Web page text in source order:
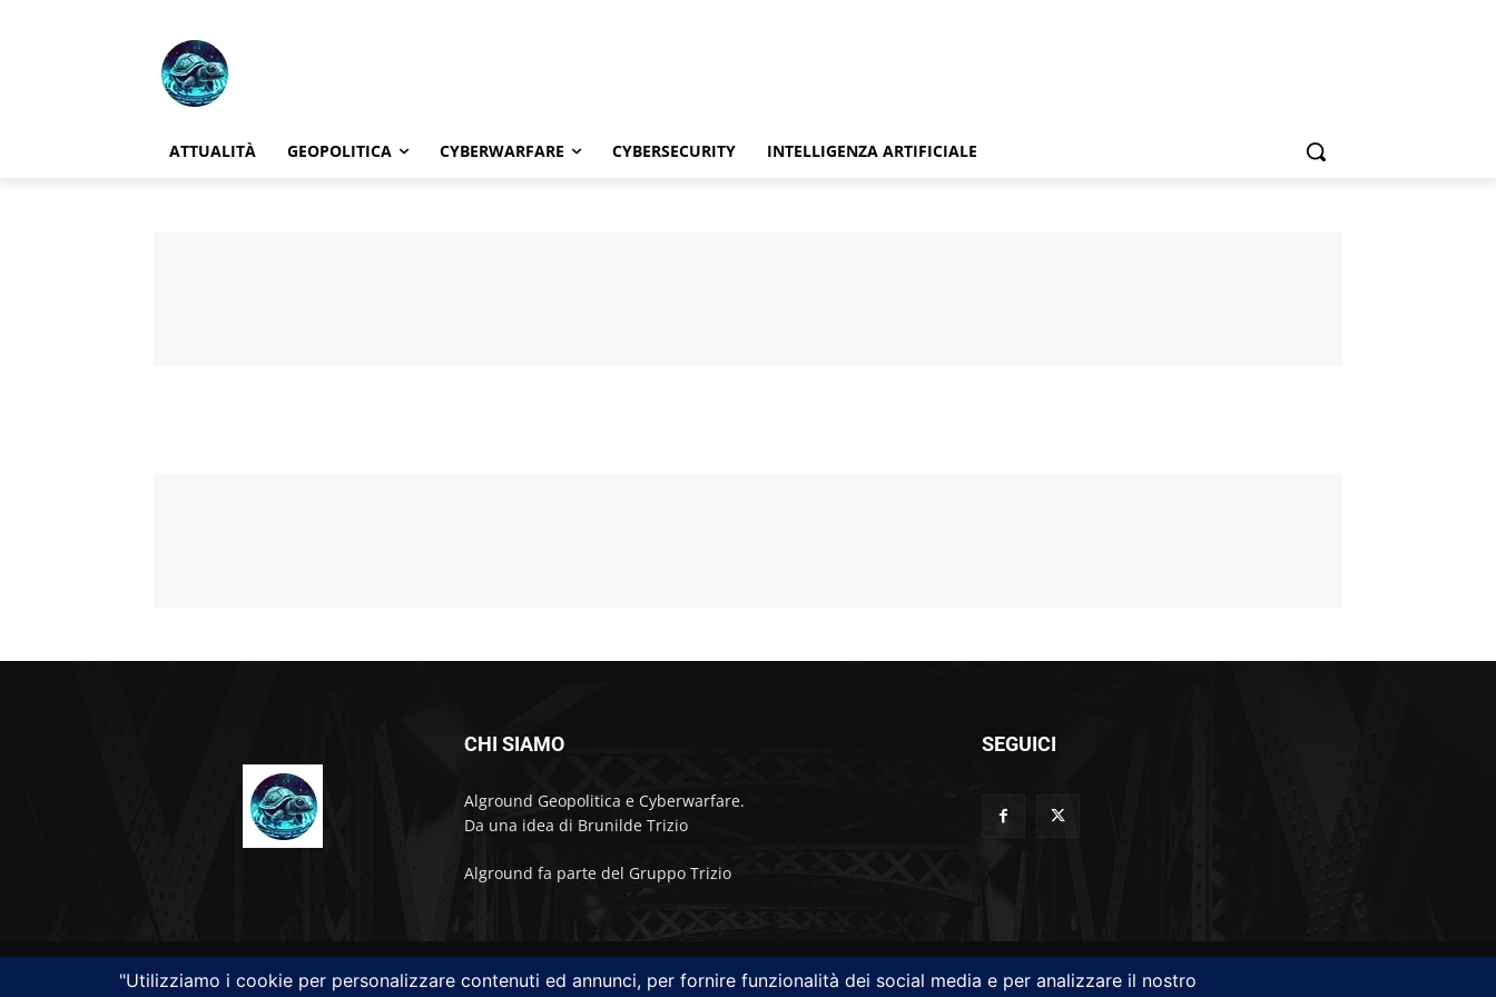
ATTUALITÀ GEOPOLITICA CYBERWARFARE CYBERSECURITY INTELLIGENZA ARTIFICIALE
CHI SIAMO
Alground Geopolitica e Cyberwarfare.
Da una idea di Brunilde Trizio
Alground fa parte del Gruppo Trizio
SEGUICI
Attualità Geopolitica Cyberwarfare Cybersecurity Intelligenza Artificiale